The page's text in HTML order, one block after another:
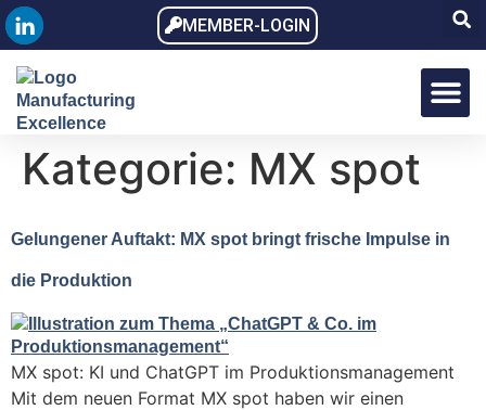
MEMBER-LOGIN
Kategorie: MX spot
Gelungener Auftakt: MX spot bringt frische Impulse in
die Produktion
MX spot: KI und ChatGPT im Produktionsmanagement
Mit dem neuen Format MX spot haben wir einen